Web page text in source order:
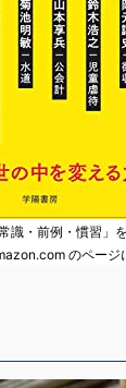
識・前例・慣習」
のページ